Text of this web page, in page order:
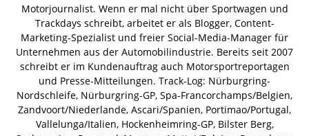
Motorjournalist. Wenn er mal nicht über Sportwagen und
Trackdays schreibt, arbeitet er als Blogger, Content-
Marketing-Spezialist und freier Social-Media-Manager für
Unternehmen aus der Automobilindustrie. Bereits seit 2007
schreibt er im Kundenauftrag auch Motorsportreportagen
und Presse-Mitteilungen. Track-Log: Nürburgring-
Nordschleife, Nürburgring-GP, Spa-Francorchamps/Belgien,
Zandvoort/Niederlande, Ascari/Spanien, Portimao/Portugal,
Vallelunga/Italien, Hockenheimring-GP, Bilster Berg,